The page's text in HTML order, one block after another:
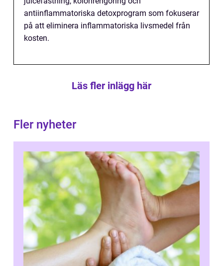
antiinflammatoriska detoxprogram som fokuserar
på att eliminera inflammatoriska livsmedel från
kosten.
Läs fler inlägg här
Fler nyheter